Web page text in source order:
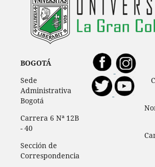
BOGOTÁ
Sede
Administrativa
Bogotá
Carrera 6 Nª 12B
- 40
Sección de
Correspondencia